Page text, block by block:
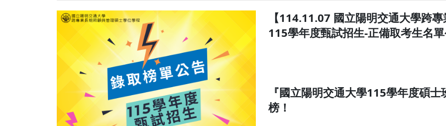
【114.11.07 國立陽明交通大學跨
115學年度甄試招生-正備取考生名
『國立陽明交通大學115學年度碩
榜！